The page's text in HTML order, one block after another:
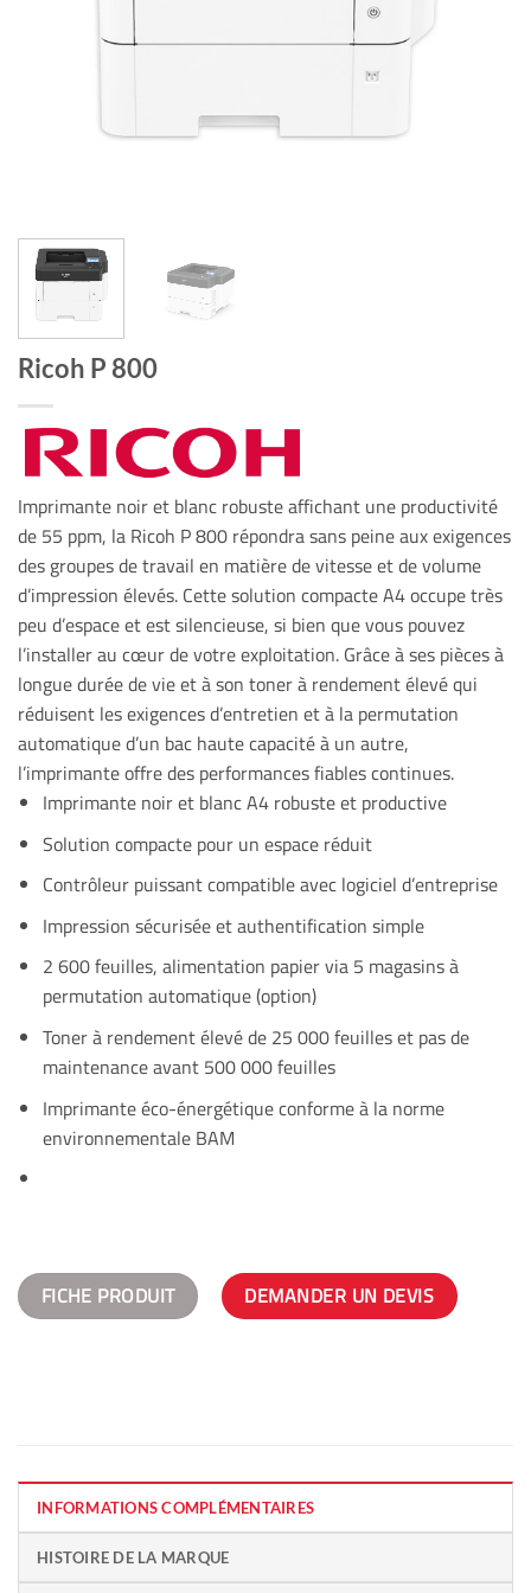
Ricoh P 800
Imprimante noir et blanc robuste affichant une productivité
de 55 ppm, la Ricoh P 800 répondra sans peine aux exigences
des groupes de travail en matière de vitesse et de volume
d’impression élevés. Cette solution compacte A4 occupe très
peu d’espace et est silencieuse, si bien que vous pouvez
l’installer au cœur de votre exploitation. Grâce à ses pièces à
longue durée de vie et à son toner à rendement élevé qui
réduisent les exigences d’entretien et à la permutation
automatique d’un bac haute capacité à un autre,
l’imprimante offre des performances fiables continues.
Imprimante noir et blanc A4 robuste et productive
Solution compacte pour un espace réduit
Contrôleur puissant compatible avec logiciel d’entreprise
Impression sécurisée et authentification simple
2 600 feuilles, alimentation papier via 5 magasins à
permutation automatique (option)
Toner à rendement élevé de 25 000 feuilles et pas de
maintenance avant 500 000 feuilles
Imprimante éco-énergétique conforme à la norme
environnementale BAM
FICHE PRODUIT DEMANDER UN DEVIS
INFORMATIONS COMPLÉMENTAIRES
HISTOIRE DE LA MARQUE